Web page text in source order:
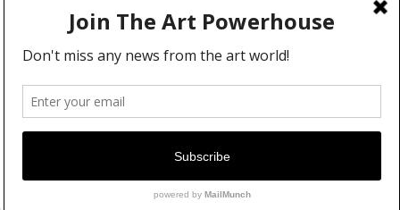
or unique IDs on this site. Not consenting or withdrawing consent,
may adversely affect certain features and functions.
Deny
View preferences
Cookie Policy
À propos
Partenaires
Contact
Conditions générales
Confidentialité et cookies
Communiquer votre événement